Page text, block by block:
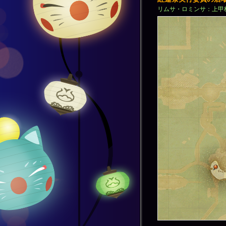
リムサ・ロミンサ：上甲